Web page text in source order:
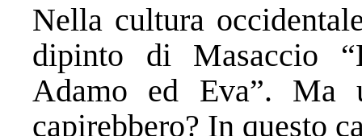
Nella cultura
dipinto di Masaccio
Adamo ed Eva”. Ma
capirebbero? In questo